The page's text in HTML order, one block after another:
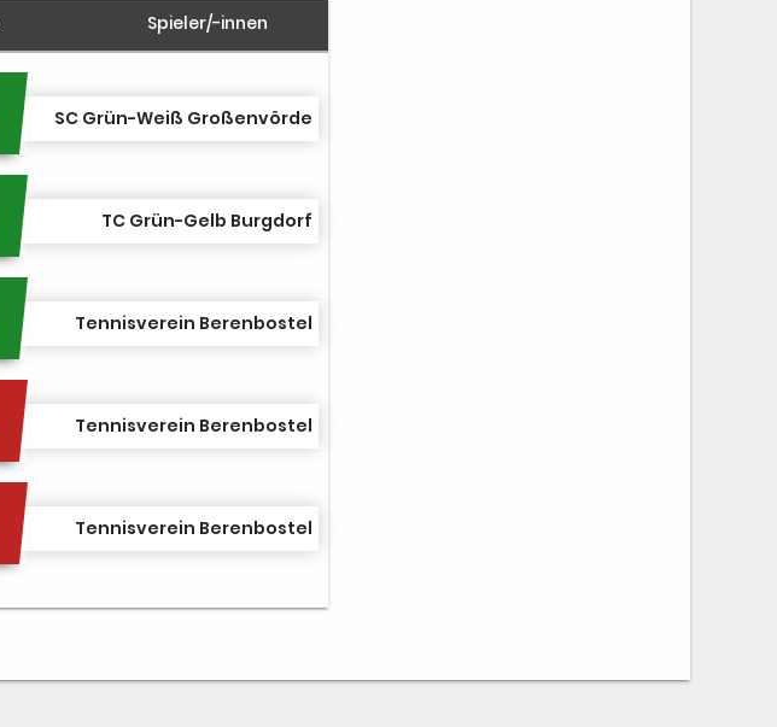
Spieler/-innen
SC Grün-Weiß Großenvörde
TC Grün-Gelb Burgdorf
Tennisverein Berenbostel
Tennisverein Berenbostel
Tennisverein Berenbostel